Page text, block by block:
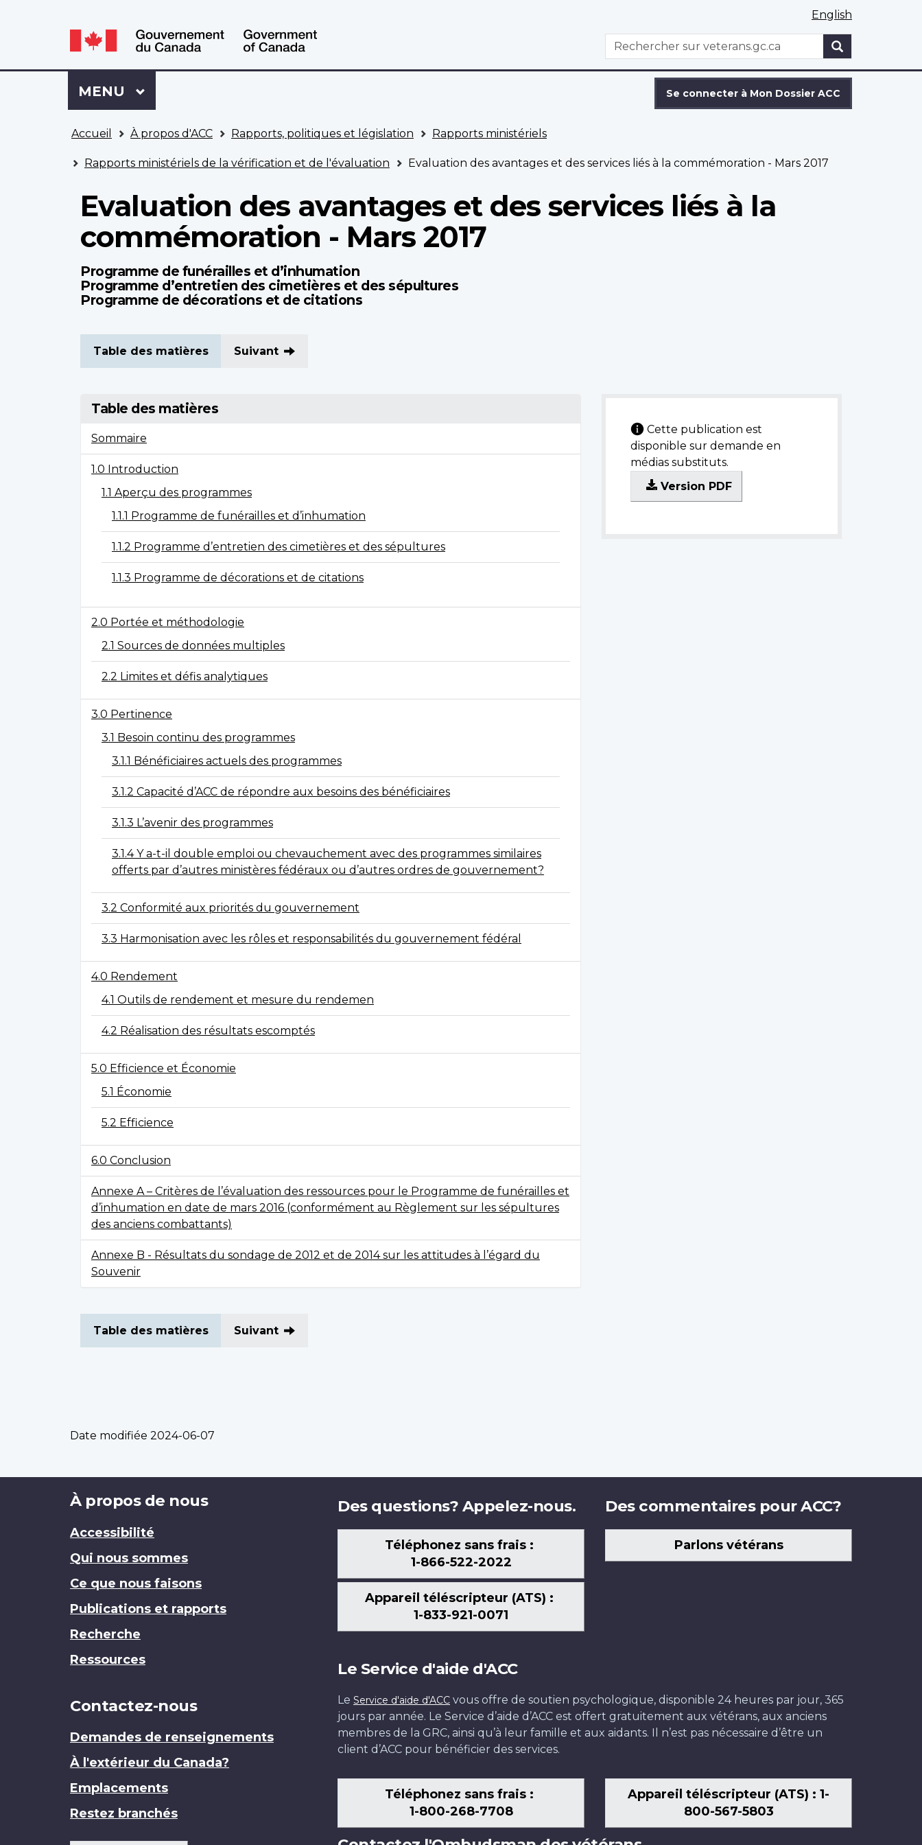
Language
switcher
Language
switcher
English
WxT
Search
Rechercher
Se
connecter
à
Dossier
ACC
Se connecter à Mon Dossier ACC
Menu
MENU PRINCIPAL
Accueil À propos d'ACC Rapports, politiques et législation Rapports ministériels
Rapports ministériels de la vérification et de l'évaluation Evaluation des avantages et des services liés à la commémoration - Mars 2017
Evaluation des avantages et des services liés à la
commémoration - Mars 2017
Programme de funérailles et d’inhumation
Programme d’entretien des cimetières et des sépultures
Programme de décorations et de citations
Table des matières Suivant
Table des matières
Sommaire
1.0 Introduction
1.1 Aperçu des programmes
1.1.1 Programme de funérailles et d’inhumation
1.1.2 Programme d’entretien des cimetières et des sépultures
1.1.3 Programme de décorations et de citations
2.0 Portée et méthodologie
2.1 Sources de données multiples
2.2 Limites et défis analytiques
3.0 Pertinence
3.1 Besoin continu des programmes
3.1.1 Bénéficiaires actuels des programmes
3.1.2 Capacité d’ACC de répondre aux besoins des bénéficiaires
3.1.3 L’avenir des programmes
3.1.4 Y a-t-il double emploi ou chevauchement avec des programmes similaires
offerts par d’autres ministères fédéraux ou d’autres ordres de gouvernement?
3.2 Conformité aux priorités du gouvernement
3.3 Harmonisation avec les rôles et responsabilités du gouvernement fédéral
4.0 Rendement
4.1 Outils de rendement et mesure du rendemen
4.2 Réalisation des résultats escomptés
5.0 Efficience et Économie
5.1 Économie
5.2 Efficience
6.0 Conclusion
Annexe A – Critères de l’évaluation des ressources pour le Programme de funérailles et
d’inhumation en date de mars 2016 (conformément au Règlement sur les sépultures
des anciens combattants)
Annexe B - Résultats du sondage de 2012 et de 2014 sur les attitudes à l’égard du
Souvenir
Cette publication est
disponible sur demande en
médias substituts.
Version PDF
Table des matières Suivant
Date modifiée 2024-06-07
Brand
À propos de nous
Accessibilité
Qui nous sommes
Ce que nous faisons
Publications et rapports
Recherche
Ressources
Contactez-nous
Demandes de renseignements
À l'extérieur du Canada?
Emplacements
Restez branchés
Des questions? Appelez-nous.
Téléphonez sans frais :
1-866-522-2022
Appareil téléscripteur (ATS) :
1-833-921-0071
Des commentaires pour ACC?
Parlons vétérans
Le Service d'aide d'ACC
Le Service d'aide d'ACC vous offre de soutien psychologique, disponible 24 heures par jour, 365
jours par année. Le Service d’aide d’ACC est offert gratuitement aux vétérans, aux anciens
membres de la GRC, ainsi qu’à leur famille et aux aidants. Il n’est pas nécessaire d’être un
client d’ACC pour bénéficier des services.
Téléphonez sans frais :
1-800-268-7708
Appareil téléscripteur (ATS) : 1-
800-567-5803